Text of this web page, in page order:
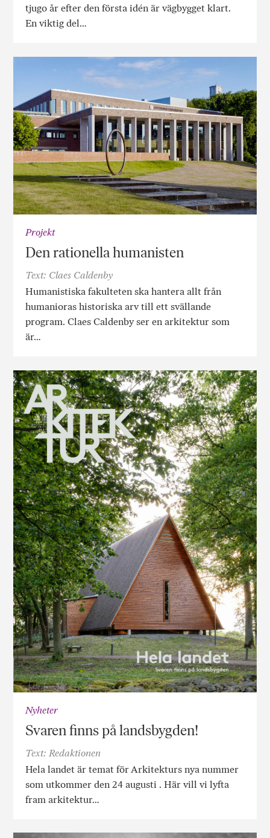
tjugo år efter den första idén är vägbygget klart.
En viktig del…
Projekt
Den rationella humanisten
Text: Claes Caldenby
Humanistiska fakulteten ska hantera allt från
humanioras historiska arv till ett svällande
program. Claes Caldenby ser en arkitektur som
är…
Nyheter
Svaren finns på landsbygden!
Text: Redaktionen
Hela landet är temat för Arkitekturs nya nummer
som utkommer den 24 augusti . Här vill vi lyfta
fram arkitektur…